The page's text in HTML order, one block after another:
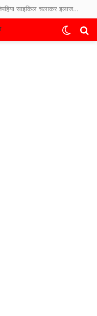
टूटे पैर, बुलंद हौसले! ओडिशा में 250 KM तिपहिया साइकिल चलाकर इलाज कराने अस्पताल पहुंचे 65 साल के बुजुर्ग
Switch